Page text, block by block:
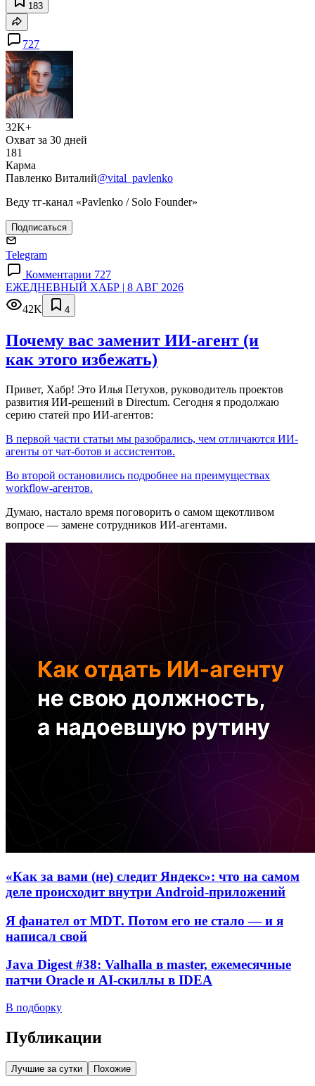
183
727
32K+
Охват за 30 дней
181
Карма
Павленко Виталий@vital_pavlenko
Веду тг-канал «Pavlenko / Solo Founder»
Подписаться
Telegram
Комментарии 727
ЕЖЕДНЕВНЫЙ ХАБР | 8 АВГ 2026
42K
4
Почему вас заменит ИИ‑агент (и
как этого избежать)
Привет, Хабр! Это Илья Петухов, руководитель проектов
развития ИИ-решений в Directum. Сегодня я продолжаю
серию статей про ИИ-агентов:
В первой части статьи мы разобрались, чем отличаются ИИ-
агенты от чат-ботов и ассистентов.
Во второй остановились подробнее на преимуществах
workflow-агентов.
Думаю, настало время поговорить о самом щекотливом
вопросе — замене сотрудников ИИ-агентами.
«Как за вами (не) следит Яндекс»: что на самом
деле происходит внутри Android-приложений
Я фанател от MDT. Потом его не стало — и я
написал свой
Java Digest #38: Valhalla в master, ежемесячные
патчи Oracle и AI-скиллы в IDEA
В подборку
Публикации
Лучшие за сутки Похожие